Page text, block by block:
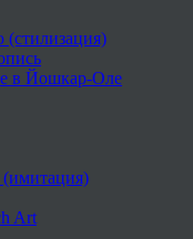
в Йошкар-Оле
Art